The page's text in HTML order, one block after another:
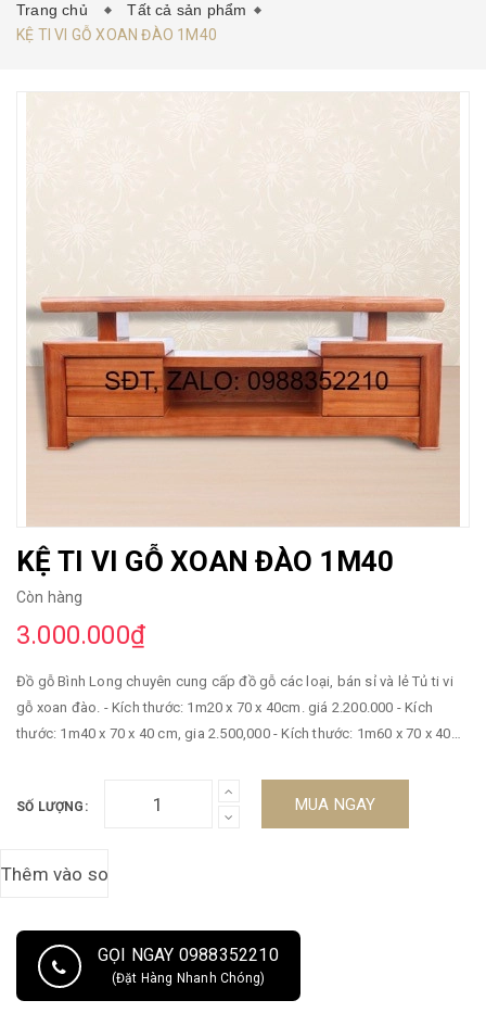
Trang chủ
Tất cả sản phẩm
KỆ TI VI GỖ XOAN ĐÀO 1M40
KỆ TI VI GỖ XOAN ĐÀO 1M40
Còn hàng
3.000.000₫
Đồ gỗ Bình Long chuyên cung cấp đồ gỗ các loại, bán sỉ và lẻ Tủ ti vi
gỗ xoan đào. - Kích thước: 1m20 x 70 x 40cm. giá 2.200.000 - Kích
thước: 1m40 x 70 x 40 cm, gia 2.500,000 - Kích thước: 1m60 x 70 x 40
--------------------------------------------------------------------- - Chất liệu: mặt tiền
và khung gỗ xoan đào tự nhiên , còn lại mdf phủ xoan đào sơn pu
mối mọt. - Phun PU màu theo ý quý khách hàng. - Kiểu dáng sang
hàngmiễn phí nợi thành hồ chí minh ,bình dươg ---------------------------------
-----------------------------------------------------------------
SỐ LƯỢNG: MUA NGAY
GỌI NGAY 0988352210
(Đặt Hàng Nhanh Chóng)